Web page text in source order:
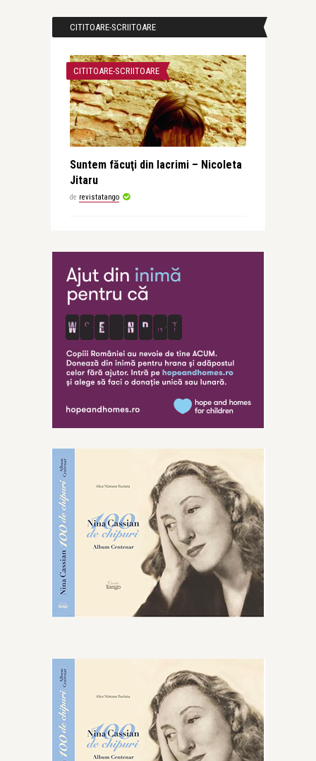
CITITOARE-SCRIITOARE
CITITOARE-SCRIITOARE
Suntem făcuţi din lacrimi – Nicoleta
Jitaru
de revistatango